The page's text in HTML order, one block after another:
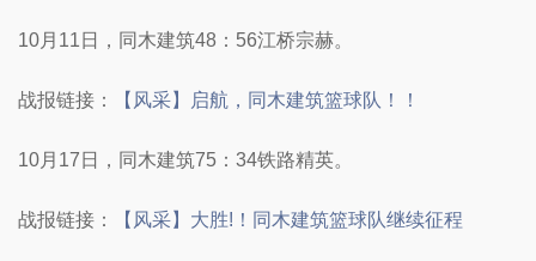
10月11日，同木建筑48：56江桥宗赫。
战报链接： 【风采】启航，同木建筑篮球队！！
10月17日，同木建筑75：34铁路精英。
战报链接： 【风采】大胜!！同木建筑篮球队继续征程